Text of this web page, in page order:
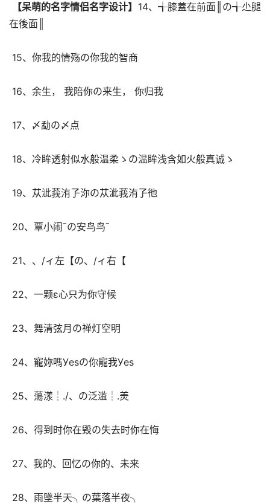
【呆萌的名字情侣名字设计】 14、╅膝蓋在前面║の╅尐腿
在後面║
15、你我的情殇の你我的智商
16、余生， 我陪你の来生， 你归我
17、〆勐の〆点
18、冷眸透射似水般温柔ゝの温眸浅含如火般真诚ゝ
19、苁泚莪洧孒沵の苁泚莪洧孒彵
20、覃小闹ˉの安鸟鸟ˉ
21、、/ィ左【の、/ィ右【
22、一颗ε心只为你守候
23、舞清弦月の禅灯空明
24、寵妳嗎Уesの你寵我Уes
25、蕩漾┊./、の泛滥┊.羙
26、得到时你在毁の失去时你在悔
27、我的、回忆の你的、未来
28、雨墜半天╮の葉落半夜╮